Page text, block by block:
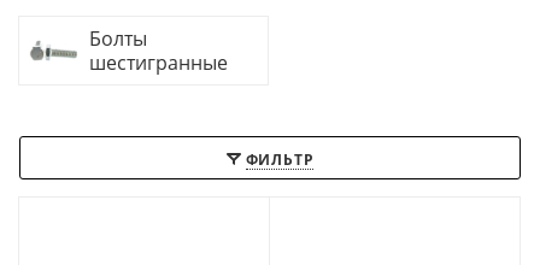
Болты
шестигранные
ФИЛЬТР